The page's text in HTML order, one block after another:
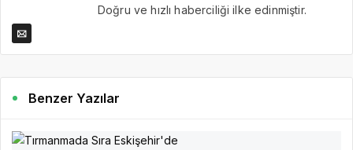
Doğru ve hızlı haberciliği ilke edinmiştir.
Benzer Yazılar